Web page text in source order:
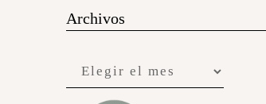
Archivos